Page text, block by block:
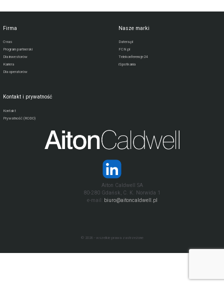
Firma
O nas
Program partnerski
Dla inwestorów
Kariera
Dla operatorów
Nasze marki
Datera.pl
FCN.pl
Telekonferencje24
iSpotkania
Kontakt i prywatność
Kontakt
Prywatność (RODO)
Aiton Caldwell SA
80-280 Gdańsk, C. K. Norwida 1
e-mail:
biuro@aitoncaldwell.pl
© 2026 - wszelkie prawa zastrzeżone